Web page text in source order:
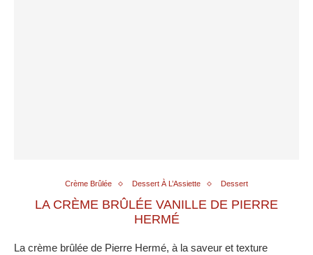
Crème Brûlée Dessert À L’Assiette Dessert
LA CRÈME BRÛLÉE VANILLE DE PIERRE
HERMÉ
La crème brûlée de Pierre Hermé, à la saveur et texture